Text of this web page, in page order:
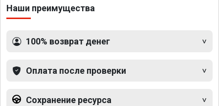
Наши преимущества
100% возврат денег
Оплата после проверки
Сохранение ресурса